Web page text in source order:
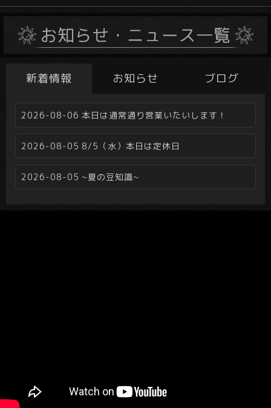
新着情報 お知らせ ブログ
2026-08-06 本日は通常通り営業いたいします！
2026-08-05 8/5（水）本日は定休日
2026-08-05 ~夏の豆知識~